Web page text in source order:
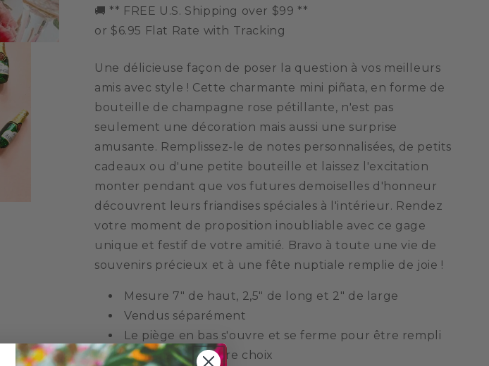
à
une
demoiselle
à
une
🚚 ** FREE U.S. Shipping over $99 **
or $6.95 Flat Rate with Tracking
Une délicieuse façon de poser la question à vos meilleurs
amis avec style ! Cette charmante mini piñata, en forme de
bouteille de champagne rose pétillante, n'est pas
seulement une décoration mais aussi une surprise
amusante. Remplissez-le de notes personnalisées, de petits
cadeaux ou d'une petite bouteille et laissez l'excitation
monter pendant que vos futures demoiselles d'honneur
découvrent leurs friandises spéciales à l'intérieur. Rendez
votre moment de proposition inoubliable avec ce gage
unique et festif de votre amitié. Bravo à toute une vie de
souvenirs précieux et à une fête nuptiale remplie de joie !
Mesure 7" de haut, 2,5" de long et 2" de large
Vendus séparément
Le piège en bas s'ouvre et se ferme pour être rempli
de friandises de votre choix